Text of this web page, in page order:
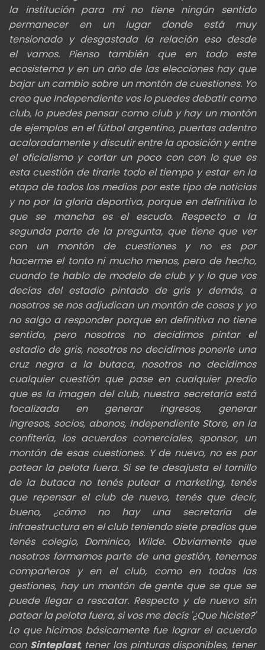
la institución para mí no tiene ningún sentido
permanecer en un lugar donde está muy
tensionado y desgastada la relación eso desde
el vamos. Pienso también que en todo este
ecosistema y en un año de las elecciones hay que
bajar un cambio sobre un montón de cuestiones. Yo
creo que Independiente vos lo puedes debatir como
club, lo puedes pensar como club y hay un montón
de ejemplos en el fútbol argentino, puertas adentro
acaloradamente y discutir entre la oposición y entre
el oficialismo y cortar un poco con con lo que es
esta cuestión de tirarle todo el tiempo y estar en la
etapa de todos los medios por este tipo de noticias
y no por la gloria deportiva, porque en definitiva lo
que se mancha es el escudo. Respecto a la
segunda parte de la pregunta, que tiene que ver
con un montón de cuestiones y no es por
hacerme el tonto ni mucho menos, pero de hecho,
cuando te hablo de modelo de club y y lo que vos
decías del estadio pintado de gris y demás, a
nosotros se nos adjudican un montón de cosas y yo
no salgo a responder porque en definitiva no tiene
sentido, pero nosotros no decidimos pintar el
estadio de gris, nosotros no decidimos ponerle una
cruz negra a la butaca, nosotros no decidimos
cualquier cuestión que pase en cualquier predio
que es la imagen del club, nuestra secretaría está
focalizada en generar ingresos, generar
ingresos, socios, abonos, Independiente Store, en la
confitería, los acuerdos comerciales, sponsor, un
montón de esas cuestiones. Y de nuevo, no es por
patear la pelota fuera. Si se te desajusta el tornillo
de la butaca no tenés putear a marketing, tenés
que repensar el club de nuevo, tenés que decir,
bueno, ¿cómo no hay una secretaría de
infraestructura en el club teniendo siete predios que
tenés colegio, Dominico, Wilde. Obviamente que
nosotros formamos parte de una gestión, tenemos
compañeros y en el club, como en todas las
gestiones, hay un montón de gente que se que se
puede llegar a rescatar. Respecto y de nuevo sin
patear la pelota fuera, si vos me decís '¿Que hiciste?'
Lo que hicimos básicamente fue lograr el acuerdo
con Sinteplast, tener las pinturas disponibles, tener